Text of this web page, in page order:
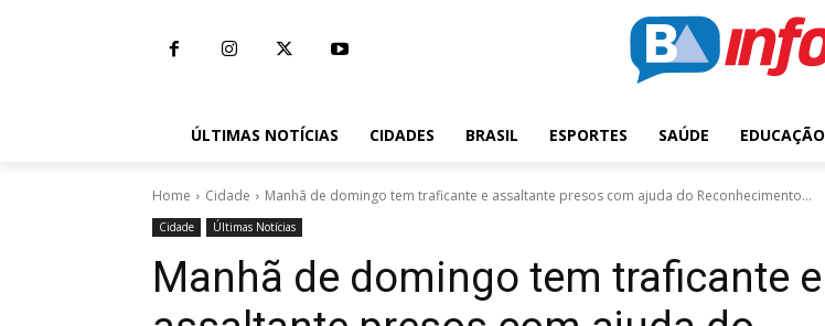
ÚLTIMAS NOTÍCIAS CIDADES BRASIL ESPORTES SAÚDE EDUCAÇÃO
Home Cidade Manhã de domingo tem traficante e assaltante presos com ajuda do Reconhecimento...
Cidade Últimas Notícias
Manhã de domingo tem traficante e